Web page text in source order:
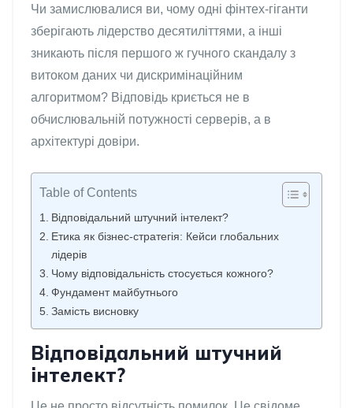
Чи замислювалися ви, чому одні фінтех-гіганти
зберігають лідерство десятиліттями, а інші
зникають після першого ж гучного скандалу з
витоком даних чи дискримінаційним
алгоритмом? Відповідь криється не в
обчислювальній потужності серверів, а в
архітектурі довіри.
Table of Contents
Відповідальний штучний інтелект?
Етика як бізнес-стратегія: Кейси глобальних
лідерів
Чому відповідальність стосується кожного?
Фундамент майбутнього
Замість висновку
Відповідальний штучний
інтелект?